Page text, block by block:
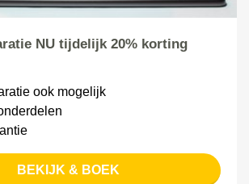
NU tijdelijk 20% korting
ook mogelijk
BEKIJK & BOEK